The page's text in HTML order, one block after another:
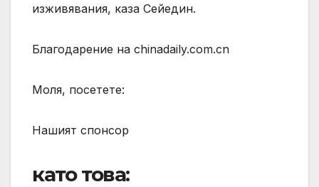
изживявания, каза Сейедин.
Благодарение на chinadaily.com.cn
Моля, посетете:
Нашият спонсор
като това: